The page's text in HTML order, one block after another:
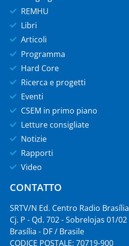
REMHU
Libri
Articoli
Programma
Hard Core
Ricerca e progetti
Eventi
CSEM in primo piano
Letture consigliate
Notizie
Rapporti
Video
CONTATTO
SRTV/N Ed. Centro Radio Brasília
Cj. P - Qd. 702 - Sobrelojas 01/02
Brasília - DF / Brasile
CODICE POSTALE: 70719-900